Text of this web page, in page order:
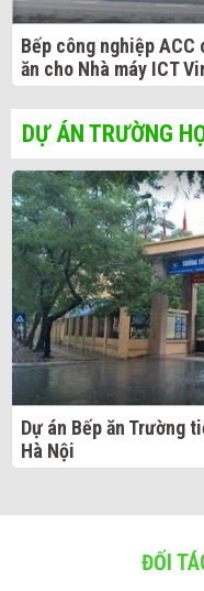
Bếp công nghiệp
ăn cho Nhà máy ICT
DỰ ÁN TRƯỜNG
Dự án Bếp ăn Trường
Hà Nội
ĐỐI